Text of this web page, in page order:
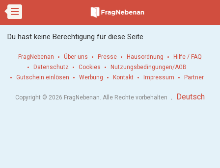
Du hast keine Berechtigung für diese Seite
FragNebenan Über uns Presse Hausordnung
Hilfe / FAQ
Datenschutz
Cookies
Nutzungsbedingungen/AGB
Gutschein einlösen
Werbung Kontakt Impressum Partner
Copyright © 2026 FragNebenan. Alle Rechte vorbehalten . Deutsch